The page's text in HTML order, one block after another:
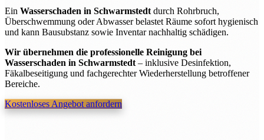
Ein Wasserschaden in Schwarmstedtdurch Rohrbruch,
Überschwemmung oder Abwasser belastet Räume sofort hygienisch
und kann Bausubstanz sowie Inventar nachhaltig schädigen.
Wir übernehmen die professionelle Reinigung bei
Wasserschaden in Schwarmstedt– inklusive Desinfektion,
Fäkalbeseitigung und fachgerechter Wiederherstellung betroffener
Bereiche.
Kostenloses Angebot anfordern